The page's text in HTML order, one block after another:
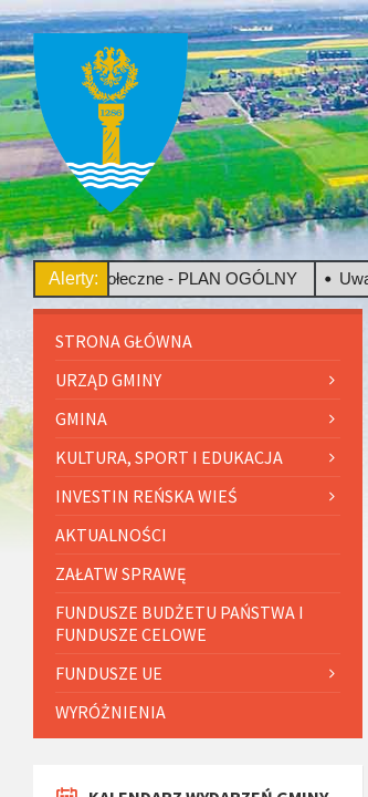
Alerty:
Społeczne - PLAN OGÓLNY Uwaga! Upały
STRONA GŁÓWNA
URZĄD GMINY
GMINA
KULTURA, SPORT I EDUKACJA
INVESTIN REŃSKA WIEŚ
AKTUALNOŚCI
ZAŁATW SPRAWĘ
FUNDUSZE BUDŻETU PAŃSTWA I
FUNDUSZE CELOWE
FUNDUSZE UE
WYRÓŻNIENIA